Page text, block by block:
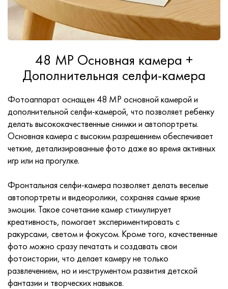
48 MP Основная камера +
Дополнительная селфи-камера
Фотоаппарат оснащен 48 MP основной камерой и
дополнительной селфи-камерой, что позволяет ребенку
делать высококачественные снимки и автопортреты.
Основная камера с высоким разрешением обеспечивает
четкие, детализированные фото даже во время активных
игр или на прогулке.
Фронтальная селфи-камера позволяет делать веселые
автопортреты и видеоролики, сохраняя самые яркие
эмоции. Такое сочетание камер стимулирует
креативность, помогает экспериментировать с
ракурсами, светом и фокусом. Кроме того, качественные
фото можно сразу печатать и создавать свои
фотоистории, что делает камеру не только
развлечением, но и инструментом развития детской
фантазии и творческих навыков.